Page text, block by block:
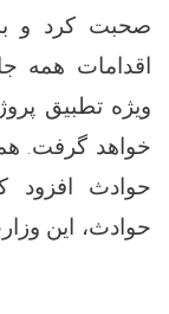
صحبت کرد و به
اقدامات همه
ویژه تطبیق
خواهد گرفت.
حوادث افزود
حوادث، این